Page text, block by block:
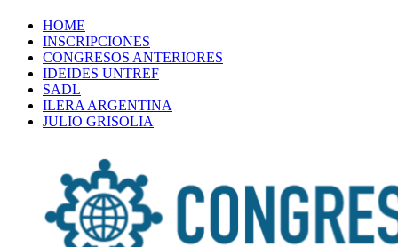
HOME
INSCRIPCIONES
CONGRESOS ANTERIORES
IDEIDES UNTREF
SADL
ILERA ARGENTINA
JULIO GRISOLIA